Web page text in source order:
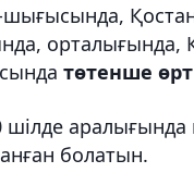
шығысында,
төтенше
шілде
болатын.